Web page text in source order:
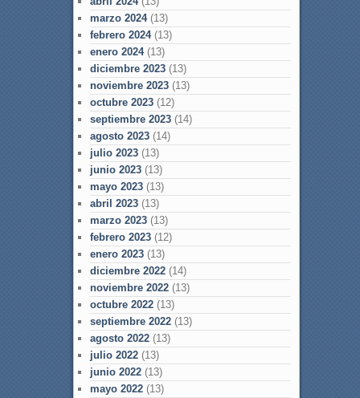
marzo 2024(13)
febrero 2024(13)
enero 2024(13)
diciembre 2023(13)
noviembre 2023(13)
octubre 2023(12)
septiembre 2023(14)
agosto 2023(14)
julio 2023(13)
junio 2023(13)
mayo 2023(13)
abril 2023(13)
marzo 2023(13)
febrero 2023(12)
enero 2023(13)
diciembre 2022(14)
noviembre 2022(13)
octubre 2022(13)
septiembre 2022(13)
agosto 2022(13)
julio 2022(13)
junio 2022(13)
mayo 2022(13)